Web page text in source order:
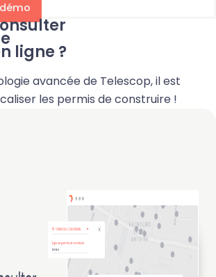
ligne ?
avancée de Telescop, il est
les permis de construire !